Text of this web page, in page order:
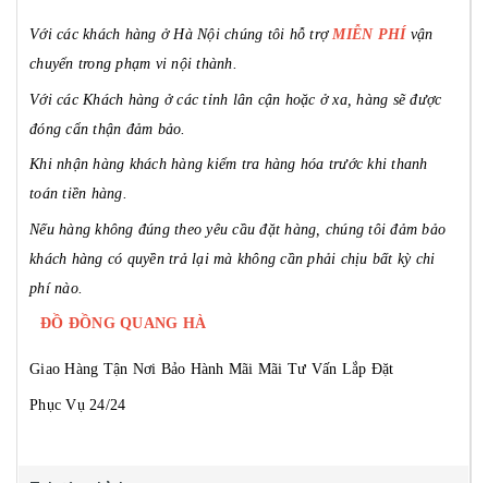
Với các khách hàng ở Hà Nội chúng tôi hỗ trợ MIỄN PHÍ vận
chuyển trong phạm vi nội thành.
Với các Khách hàng ở các tỉnh lân cận hoặc ở xa, hàng sẽ được
đóng cẩn thận đảm bảo.
Khi nhận hàng khách hàng kiểm tra hàng hóa trước khi thanh
toán tiền hàng.
Nếu hàng không đúng theo yêu cầu đặt hàng, chúng tôi đảm bảo
khách hàng có quyền trả lại mà không cần phải chịu bất kỳ chi
phí nào.
ĐỒ ĐỒNG QUANG HÀ
Giao Hàng Tận Nơi Bảo Hành Mãi Mãi Tư Vấn Lắp Đặt
Phục Vụ 24/24